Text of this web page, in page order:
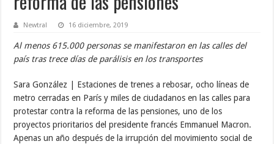
Newtral 16 diciembre, 2019
Al menos 615.000 personas se manifestaron en las calles del
país tras trece días de parálisis en los transportes
Sara González | Estaciones de trenes a rebosar, ocho líneas de
metro cerradas en París y miles de ciudadanos en las calles para
protestar contra la reforma de las pensiones, uno de los
proyectos prioritarios del presidente francés Emmanuel Macron.
Apenas un año después de la irrupción del movimiento social de